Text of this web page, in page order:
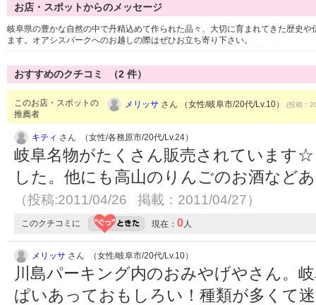
お店・スポットからのメッセージ
岐阜県の豊かな自然の中で丹精込めて作られた品々、大切に育まれてきた歴史
ます。オアシスパークへのお越しの際はぜひお立ち寄り下さい。
おすすめのクチコミ （2 件）
このお店・スポットの
推薦者
メリッサ さん （女性/岐阜市/20代/Lv.10） (投稿：
キティ さん （女性/各務原市/20代/Lv.24）
岐阜名物がたくさん販売されています
した。他にも高山のりんごのお酒など
（投稿:2011/04/26 掲載：2011/04/27）
このクチコミに 現在： 0人
メリッサ さん （女性/岐阜市/20代/Lv.10）
川島パーキング内のおみやげやさん。
ぱいあっておもしろい！種類が多くて